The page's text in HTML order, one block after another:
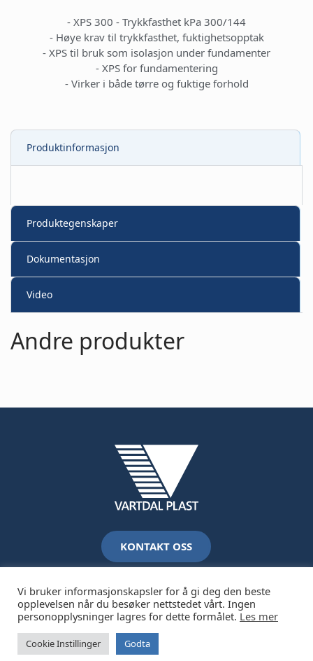
- XPS 300 - Trykkfasthet kPa 300/144
- Høye krav til trykkfasthet, fuktighetsopptak
- XPS til bruk som isolasjon under fundamenter
- XPS for fundamentering
- Virker i både tørre og fuktige forhold
Produktinformasjon
Produktegenskaper
Dokumentasjon
Video
Andre produkter
KONTAKT OSS
2026 Vartdal Plastindustri AS /
Vi bruker informasjonskapsler for å gi deg den beste
opplevelsen når du besøker nettstedet vårt. Ingen
personopplysninger lagres for dette formålet. Les mer
Cookie Instillinger Godta